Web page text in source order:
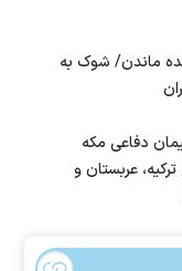
زنده ماندن/ شوک به
دفاعی مکه
عربستان و